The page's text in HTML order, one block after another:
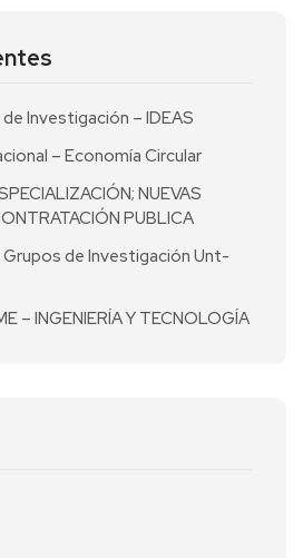
Investigación – IDEAS
– Economía Circular
NUEVAS
PUBLICA
de Investigación Unt-
– INGENIERÍA Y TECNOLOGÍA